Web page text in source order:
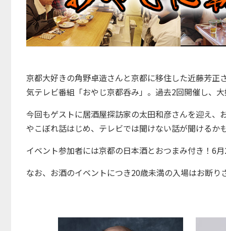
京都大好きの角野卓造さんと京都に移住した近藤芳
気テレビ番組「おやじ京都呑み」。過去2回開催し、
今回もゲストに居酒屋探訪家の太田和彦さんを迎え
やこぼれ話はじめ、テレビでは聞けない話が聞けるか
イベント参加者には京都の日本酒とおつまみ付き！6
なお、お酒のイベントにつき20歳未満の入場はお断